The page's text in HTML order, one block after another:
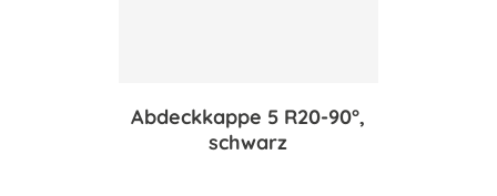
Abdeckkappe 5 R20-90°,
schwarz